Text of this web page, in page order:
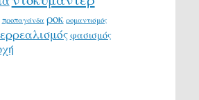
προπαγάνδα ροκ ρομαντισμός
φασισμός